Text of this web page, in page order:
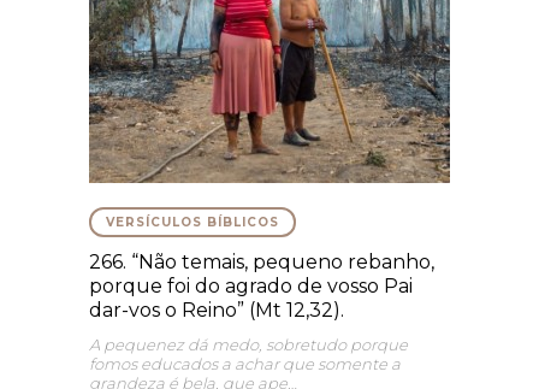
VERSÍCULOS BÍBLICOS
266. “Não temais, pequeno rebanho,
porque foi do agrado de vosso Pai
dar-vos o Reino” (Mt 12,32).
A pequenez dá medo, sobretudo porque
fomos educados a achar que somente a
grandeza é bela, que ape…